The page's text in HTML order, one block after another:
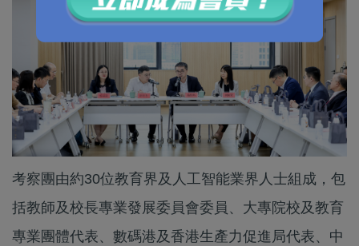
考察團由約30位教育界及人工智能業界人士組成，包
括教師及校長專業發展委員會委員、大專院校及教育
專業團體代表、數碼港及香港生產力促進局代表、中